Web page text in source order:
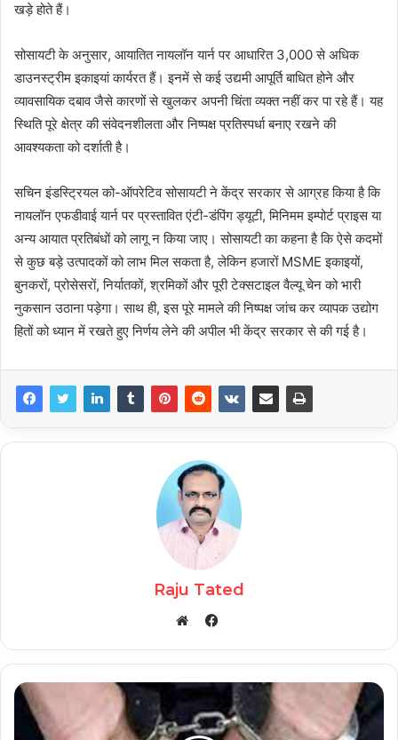
खड़े होते हैं।
सोसायटी के अनुसार, आयातित नायलॉन यार्न पर आधारित 3,000 से अधिक
डाउनस्ट्रीम इकाइयां कार्यरत हैं। इनमें से कई उद्यमी आपूर्ति बाधित होने और
व्यावसायिक दबाव जैसे कारणों से खुलकर अपनी चिंता व्यक्त नहीं कर पा रहे हैं। यह
स्थिति पूरे क्षेत्र की संवेदनशीलता और निष्पक्ष प्रतिस्पर्धा बनाए रखने की
आवश्यकता को दर्शाती है।
सचिन इंडस्ट्रियल को-ऑपरेटिव सोसायटी ने केंद्र सरकार से आग्रह किया है कि
नायलॉन एफडीवाई यार्न पर प्रस्तावित एंटी-डंपिंग ड्यूटी, मिनिमम इम्पोर्ट प्राइस या
अन्य आयात प्रतिबंधों को लागू न किया जाए। सोसायटी का कहना है कि ऐसे कदमों
से कुछ बड़े उत्पादकों को लाभ मिल सकता है, लेकिन हजारों MSME इकाइयों,
बुनकरों, प्रोसेसरों, निर्यातकों, श्रमिकों और पूरी टेक्सटाइल वैल्यू चेन को भारी
नुकसान उठाना पड़ेगा। साथ ही, इस पूरे मामले की निष्पक्ष जांच कर व्यापक उद्योग
हितों को ध्यान में रखते हुए निर्णय लेने की अपील भी केंद्र सरकार से की गई है।
Raju Tated
Facebook